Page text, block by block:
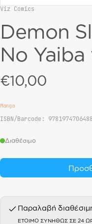
Vendor:
Viz Comics
Demon
No Yaiba
Regular price
€10,00
Manga
ISBN/Barcode: 9781974706488
Διαθέσιμο
Παραλαβή
ΈΤΟΙΜΟ ΣΥΝΉΘΩΣ ΣΕ 24